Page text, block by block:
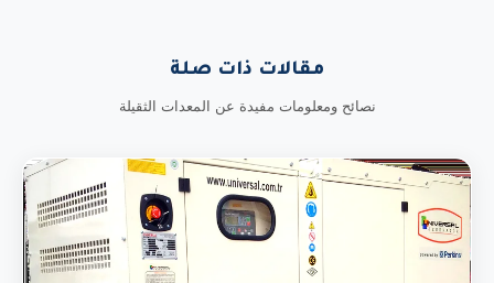
مقالات ذات صلة
نصائح ومعلومات مفيدة عن المعدات الثقيلة